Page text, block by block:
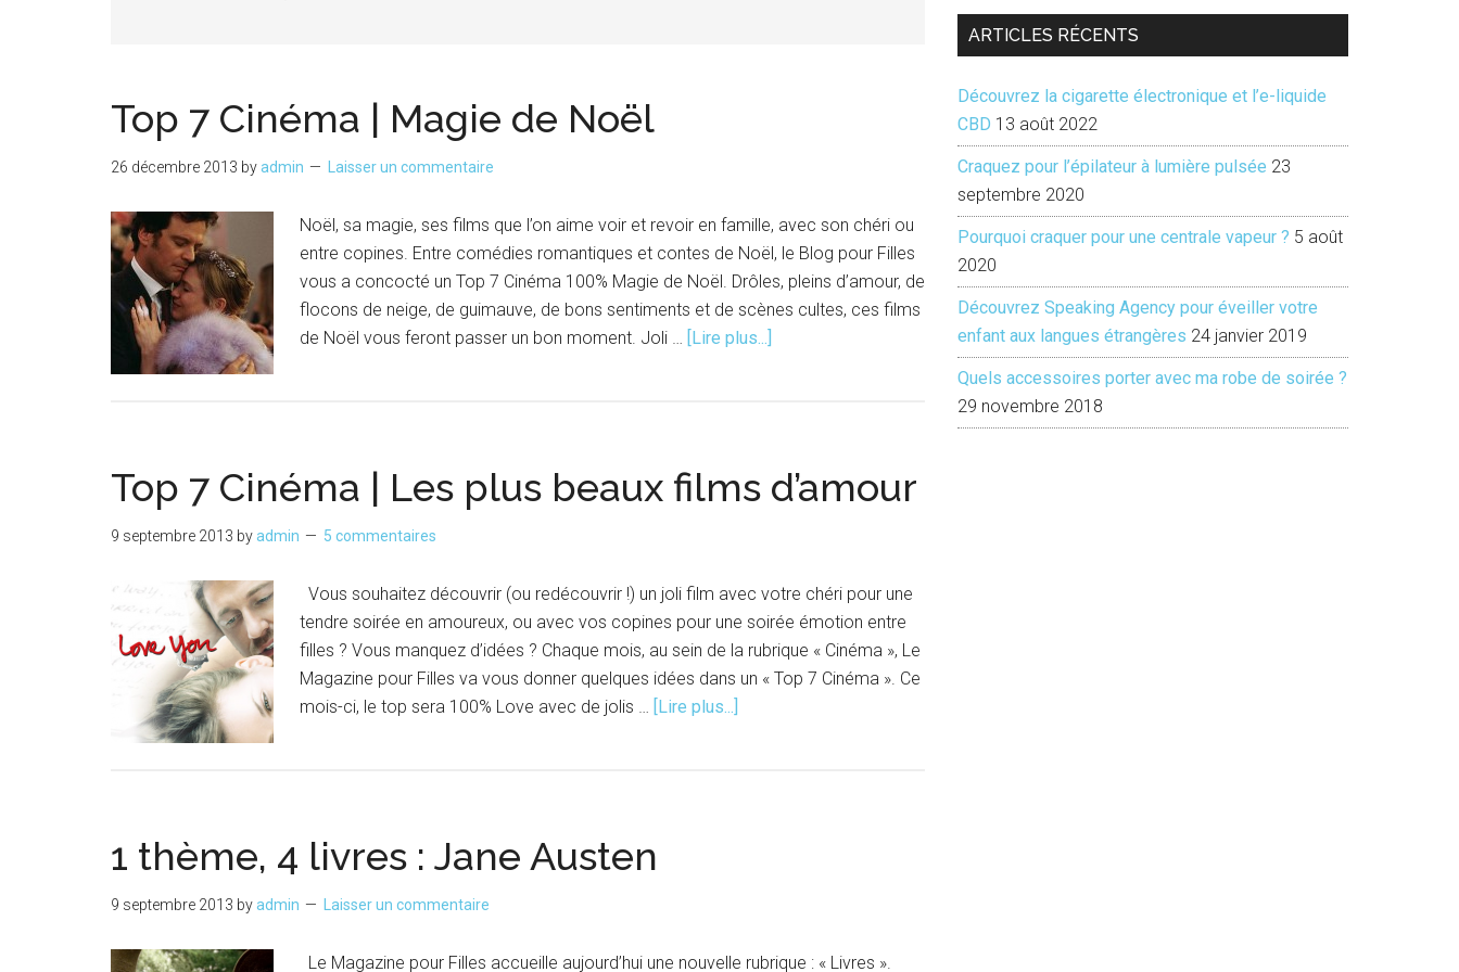
Top 7 Cinéma | Magie de Noël
26 décembre 2013 byadmin Laisser un commentaire
Noël, sa magie, ses films que l’on aime voir et revoir en famille, avec son chéri ou
entre copines. Entre comédies romantiques et contes de Noël, le Blog pour Filles
vous a concocté un Top 7 Cinéma 100% Magie de Noël. Drôles, pleins d’amour, de
flocons de neige, de guimauve, de bons sentiments et de scènes cultes, ces films
de Noël vous feront passer un bon moment. Joli … [Lire plus...]
Magie
de
Top 7 Cinéma | Les plus beaux films d’amour
9 septembre 2013 byadmin 5 commentaires
Vous souhaitez découvrir (ou redécouvrir !) un joli film avec votre chéri pour une
tendre soirée en amoureux, ou avec vos copines pour une soirée émotion entre
filles ? Vous manquez d’idées ? Chaque mois, au sein de la rubrique « Cinéma », Le
Magazine pour Filles va vous donner quelques idées dans un « Top 7 Cinéma ». Ce
mois-ci, le top sera 100% Love avec de jolis … [Lire plus...]
d’amour
1 thème, 4 livres : Jane Austen
9 septembre 2013 byadmin Laisser un commentaire
Le Magazine pour Filles accueille aujourd’hui une nouvelle rubrique : « Livres ».
...
ARTICLES RÉCENTS
Découvrez la cigarette électronique et l’e-liquide
CBD 13 août 2022
Craquez pour l’épilateur à lumière pulsée 23
septembre 2020
Pourquoi craquer pour une centrale vapeur ? 5 août
2020
Découvrez Speaking Agency pour éveiller votre
enfant aux langues étrangères 24 janvier 2019
Quels accessoires porter avec ma robe de soirée ?
29 novembre 2018